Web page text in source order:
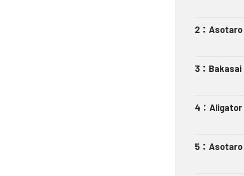
2 ： Asotaro
3 ： Bakasai
4 ：
5 ：